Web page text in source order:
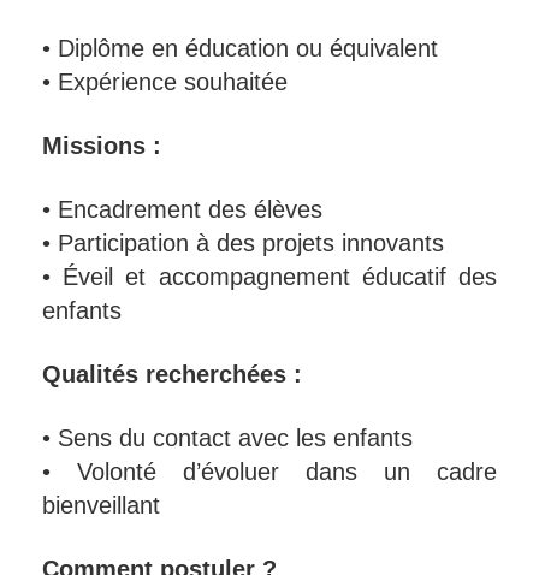
• Diplôme en éducation ou équivalent
• Expérience souhaitée
Missions :
• Encadrement des élèves
• Participation à des projets innovants
• Éveil et accompagnement éducatif des
enfants
Qualités recherchées :
• Sens du contact avec les enfants
• Volonté d’évoluer dans un cadre
bienveillant
Comment postuler ?